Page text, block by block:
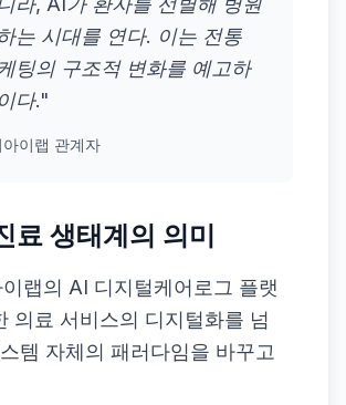
는 시대를 연다. 이는 전통
팅의 구조적 변화를 예고하
다."
이랩 관계자
료 생태계의 의미
랩의 AI 디지털케어로그 플랫
의료 서비스의 디지털화를 넘
템 자체의 패러다임을 바꾸고